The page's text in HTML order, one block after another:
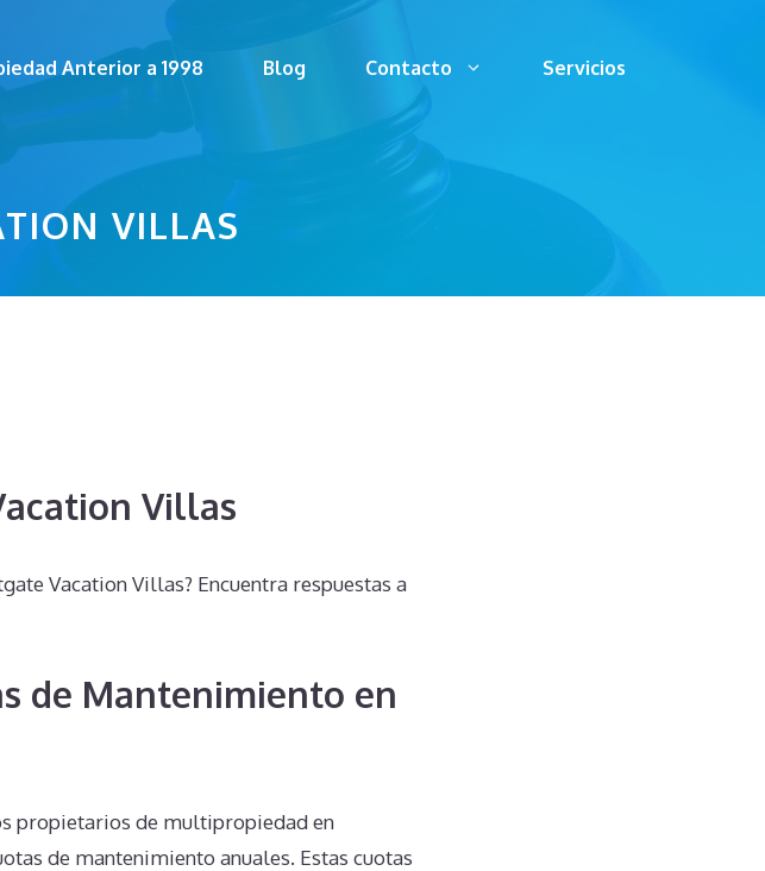
Anterior a 1998 Blog Contacto Servicios
VILLAS
Villas
Vacation Villas? Encuentra respuestas a
de Mantenimiento en
propietarios de multipropiedad en
de mantenimiento anuales. Estas cuotas